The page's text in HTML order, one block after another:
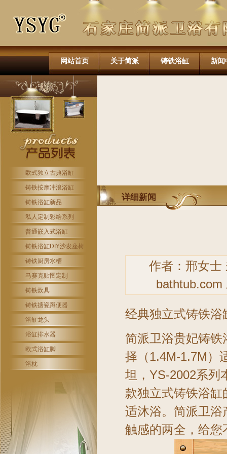
网站首页 关于简派 铸铁浴缸 新闻
欧式独立古典浴缸
铸铁按摩冲浪浴缸
铸铁浴缸新品
私人定制彩绘系列
普通嵌入式浴缸
铸铁浴缸DIY沙发座椅
铸铁厨房水槽
马赛克贴图定制
铸铁炊具
铸铁搪瓷蹲便器
浴缸龙头
浴缸排水器
欧式浴缸脚
浴枕
详细新闻
作者：邢女士
bathtub.com
经典独立式铸铁浴
简派卫浴贵妃铸铁
择（1.4M-1.7M）
坦，YS-2002系列
款独立式铸铁浴缸
适沐浴。简派卫
触感的两全，给